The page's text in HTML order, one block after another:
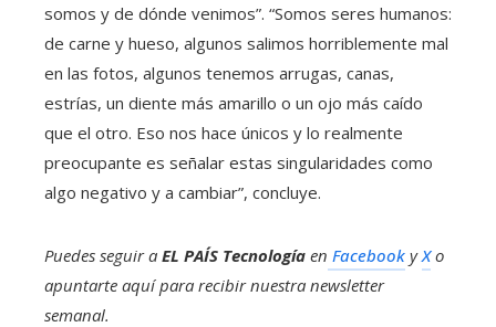
somos y de dónde venimos”. “Somos seres humanos:
de carne y hueso, algunos salimos horriblemente mal
en las fotos, algunos tenemos arrugas, canas,
estrías, un diente más amarillo o un ojo más caído
que el otro. Eso nos hace únicos y lo realmente
preocupante es señalar estas singularidades como
algo negativo y a cambiar”, concluye.
Puedes seguir a EL PAÍS Tecnología en Facebook yXo
apuntarte aquí para recibir nuestra newsletter
semanal.